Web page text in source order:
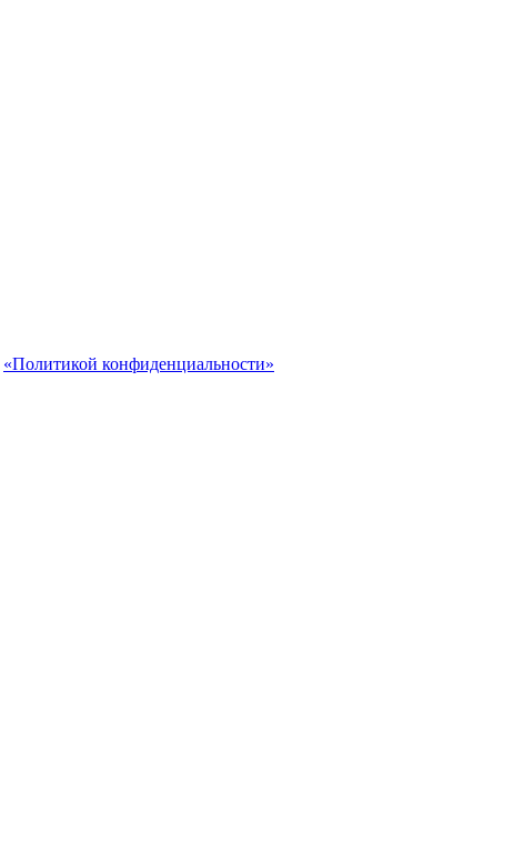
«Политикой конфиденциальности»